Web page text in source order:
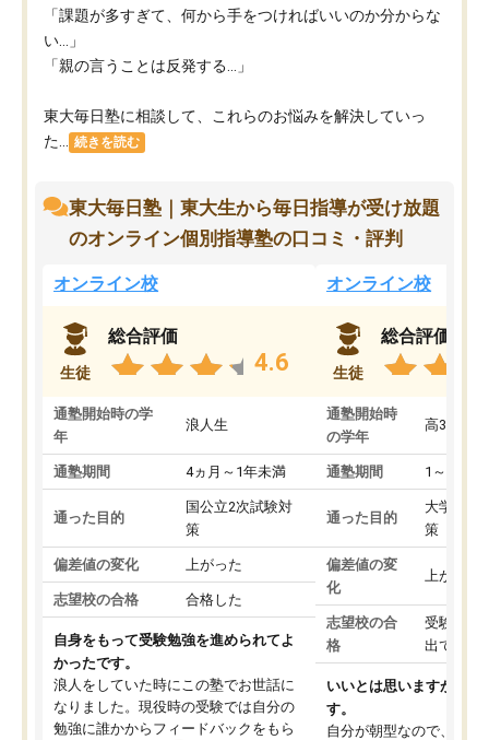
「課題が多すぎて、何から手をつければいいのか分からな
い…」
「親の言うことは反発する…」
東大毎日塾に相談して、これらのお悩みを解決していっ
た...
続きを読む
東大毎日塾｜東大生から毎日指導が受け放題
のオンライン個別指導塾の口コミ・評判
オンライン校
生徒
総合評価
4.6
通塾開始時の学
年
浪人生
通塾期間 4ヵ月～1年未満
通った目的
国公立2次試験対
策
偏差値の変化 上がった
志望校の合格 合格した
自身をもって受験勉強を進められてよ
かったです。
浪人をしていた時にこの塾でお世話に
なりました。現役時の受験では自分の
勉強に誰かからフィードバックをもら
オンライン校
生徒
総合評価
通塾開始時
の学年
高3
通塾期間 1～3ヵ月
通った目的
大学入学
策
偏差値の変
化
上がった
志望校の合
格
受験して
出ていな
いいとは思いますが、料
す。
自分が朝型なので、自習